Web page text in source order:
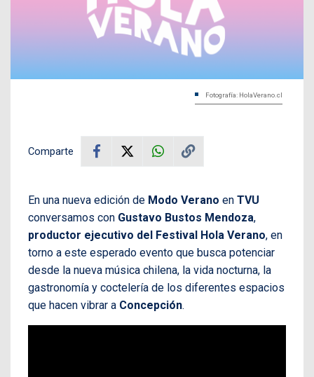
Fotografía: HolaVerano.cl
Comparte
En una nueva edición de Modo Verano en TVU
conversamos con Gustavo Bustos Mendoza,
productor ejecutivo del Festival Hola Verano, en
torno a este esperado evento que busca potenciar
desde la nueva música chilena, la vida nocturna, la
gastronomía y coctelería de los diferentes espacios
que hacen vibrar a Concepción.